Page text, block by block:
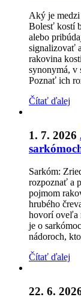
Aký je
Bolesť kostí
alebo
signalizovať
rakovina
synonymá, v
Poznať ich
Čítať ďalej
1. 7. 2026
Sarkóm:
rozpoznať a
pojmom
hrubého
hovorí oveľa
je o
nádoroch,
Čítať ďalej
22. 6.